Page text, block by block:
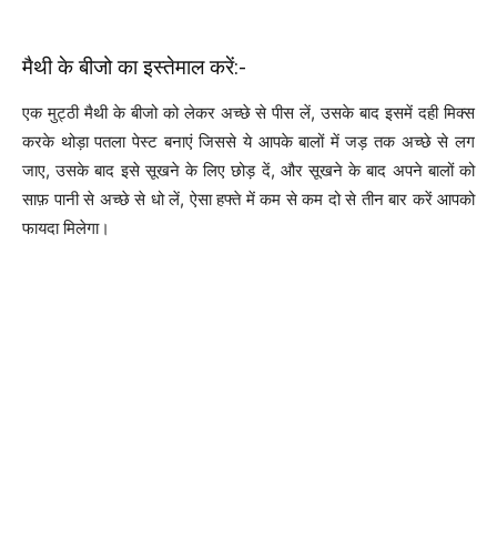
मैथी के बीजो का इस्तेमाल करें:-
एक मुट्ठी मैथी के बीजो को लेकर अच्छे से पीस लें, उसके बाद इसमें दही मिक्स
करके थोड़ा पतला पेस्ट बनाएं जिससे ये आपके बालों में जड़ तक अच्छे से लग
जाए, उसके बाद इसे सूखने के लिए छोड़ दें, और सूखने के बाद अपने बालों को
साफ़ पानी से अच्छे से धो लें, ऐसा हफ्ते में कम से कम दो से तीन बार करें आपको
फायदा मिलेगा।